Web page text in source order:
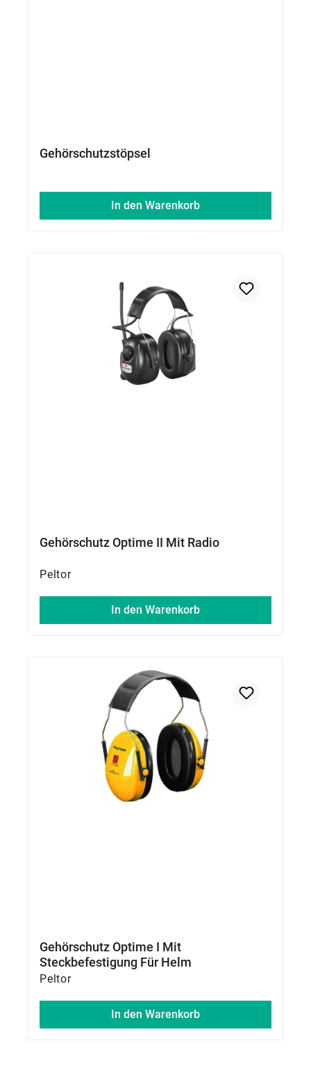
Gehörschutzstöpsel
In den Warenkorb
Gehörschutz Optime II Mit Radio
Peltor
In den Warenkorb
Gehörschutz Optime I Mit
Steckbefestigung Für Helm
Peltor
In den Warenkorb